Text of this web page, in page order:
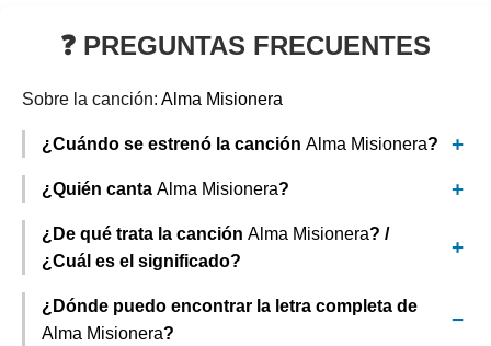
❓ PREGUNTAS FRECUENTES
Sobre la canción: Alma Misionera
¿Cuándo se estrenó la canción Alma Misionera?
¿Quién canta Alma Misionera?
¿De qué trata la canción Alma Misionera? /
¿Cuál es el significado?
¿Dónde puedo encontrar la letra completa de
Alma Misionera?